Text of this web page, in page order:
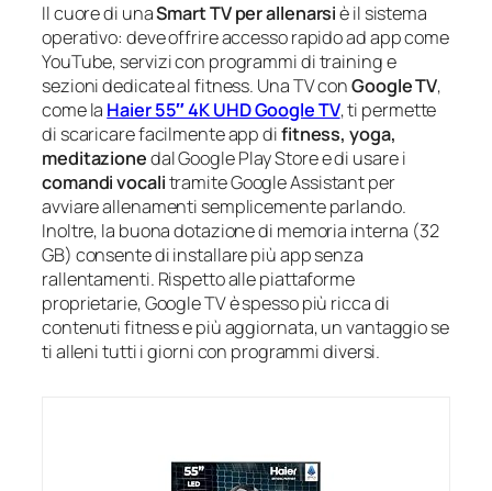
Il cuore di unaSmart TV per allenarsiè il sistema
operativo: deve offrire accesso rapido ad app come
YouTube, servizi con programmi di training e
sezioni dedicate al fitness. Una TV conGoogle TV,
come la Haier 55″ 4K UHD Google TV, ti permette
di scaricare facilmente app difitness, yoga,
meditazionedal Google Play Store e di usare i
comandi vocalitramite Google Assistant per
avviare allenamenti semplicemente parlando.
Inoltre, la buona dotazione di memoria interna (32
GB) consente di installare più app senza
rallentamenti. Rispetto alle piattaforme
proprietarie, Google TV è spesso più ricca di
contenuti fitness e più aggiornata, un vantaggio se
ti alleni tutti i giorni con programmi diversi.